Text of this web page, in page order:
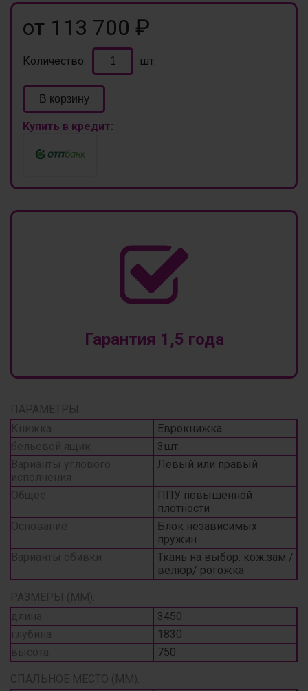
от 113 700 ₽
Количество: шт.
В корзину
Купить в кредит:
Гарантия 1,5 года
ПАРАМЕТРЫ:
Книжка
Еврокнижка
бельевой ящик
3шт.
Варианты углового
исполнения
Левый или правый
Общее
ППУ повышенной
плотности
Основание
Блок независимых
пружин
Варианты обивки
Ткань на выбор: кож.зам /
велюр/ рогожка
РАЗМЕРЫ (ММ):
длина
3450
глубина
1830
высота
750
СПАЛЬНОЕ МЕСТО (ММ):